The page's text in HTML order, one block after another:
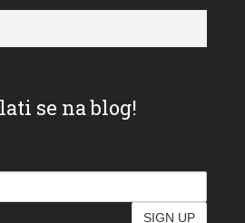
se na blog!